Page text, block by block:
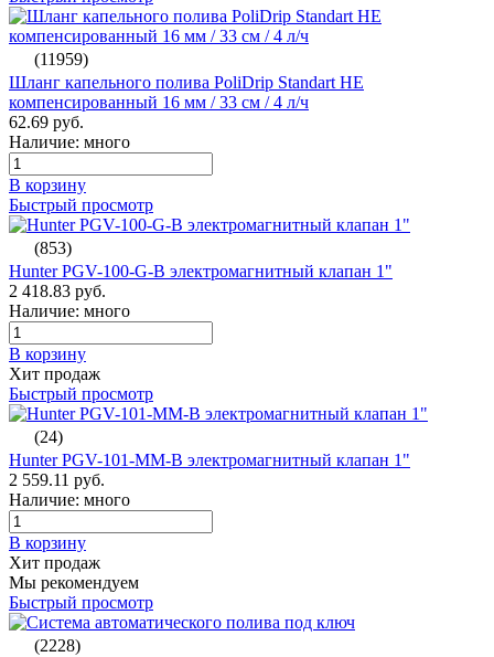
(11959)
Шланг капельного полива PoliDrip Standart НЕ
компенсированный 16 мм / 33 см / 4 л/ч
62.69 руб.
Наличие: много
В корзину
Быстрый просмотр
(853)
Hunter PGV-100-G-B электромагнитный клапан 1"
2 418.83 руб.
Наличие: много
В корзину
Хит продаж
Быстрый просмотр
(24)
Hunter PGV-101-MM-B электромагнитный клапан 1"
2 559.11 руб.
Наличие: много
В корзину
Хит продаж
Мы рекомендуем
Быстрый просмотр
(2228)